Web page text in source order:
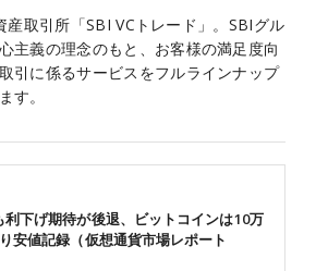
産取引所「SBI VCトレード」。SBIグル
主義の理念のもと、お客様の満足度向
引に係るサービスをフルラインナップ
す。
下げ期待が後退、ビットコインは10万
安値記録（仮想通貨市場レポート